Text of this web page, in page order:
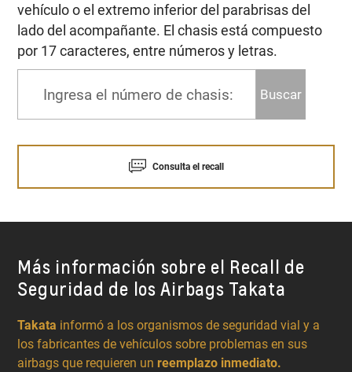
vehículo o el extremo inferior del parabrisas del
lado del acompañante. El chasis está compuesto
por 17 caracteres, entre números y letras.
Buscar
Consulta el recall
Más información sobre el Recall de
Seguridad de los Airbags Takata
Takata informó a los organismos de seguridad vial y a
los fabricantes de vehículos sobre problemas en sus
airbags que requieren un reemplazo inmediato.